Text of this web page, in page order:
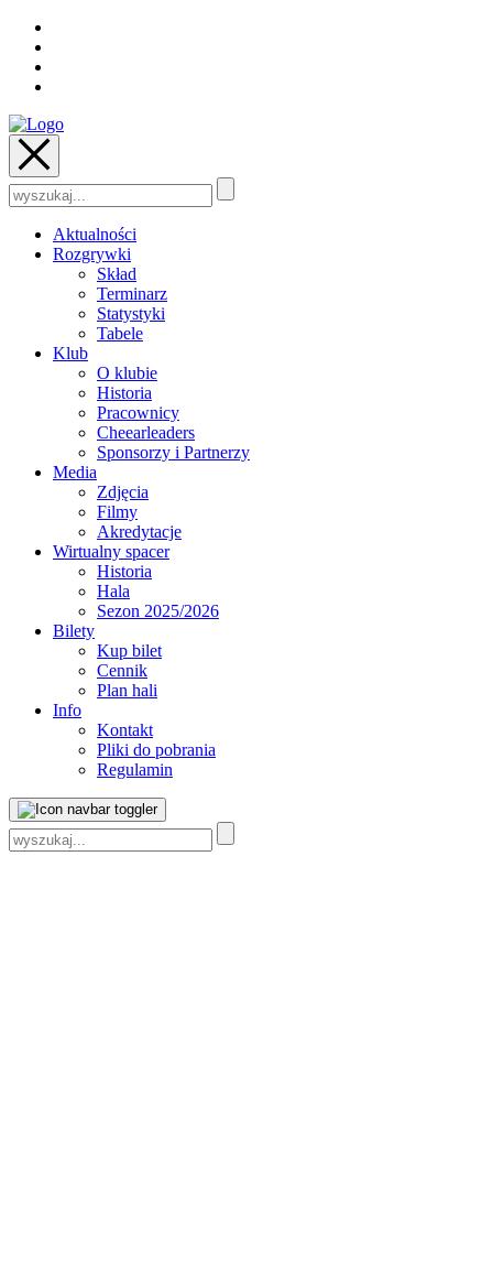
Szukaj:
Aktualności
Rozgrywki
Skład
Terminarz
Statystyki
Tabele
Klub
O klubie
Historia
Pracownicy
Cheearleaders
Sponsorzy i Partnerzy
Media
Zdjęcia
Filmy
Akredytacje
Wirtualny spacer
Historia
Hala
Sezon 2025/2026
Bilety
Kup bilet
Cennik
Plan hali
Info
Kontakt
Pliki do pobrania
Regulamin
Szukaj: